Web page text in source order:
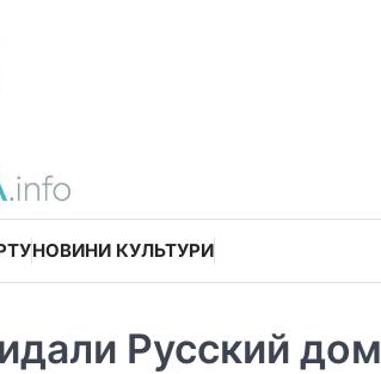
НОВИНИ КУЛЬТУРИ
Русский дом